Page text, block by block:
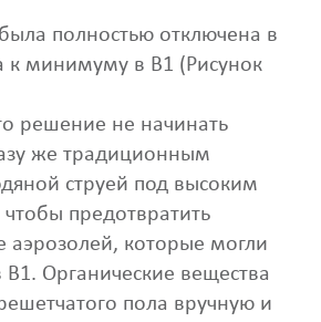
полностью отключена в
к минимуму в B1 (Рисунок
решение не начинать
же традиционным
струей под высоким
предотвратить
аэрозолей, которые могли
B1. Органические вещества
пола вручную и